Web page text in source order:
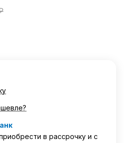
в рассрочку и с